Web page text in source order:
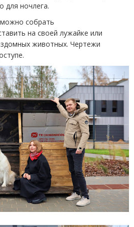
для ночлега.
собрать
на своей лужайке или
животных. Чертежи